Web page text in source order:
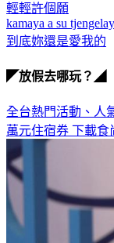
輕輕許個願
kamaya a su
到底妳還是愛我的
◤放假去哪玩？◢
全台熱門活動、人
萬元住宿券 下載食